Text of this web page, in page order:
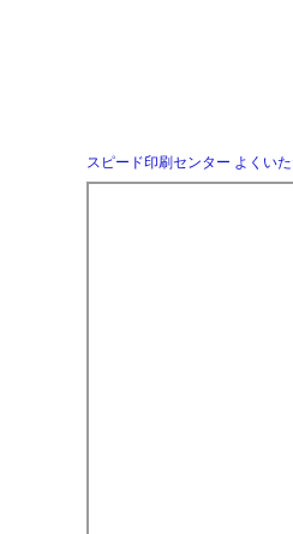
スピード印刷センター よくい